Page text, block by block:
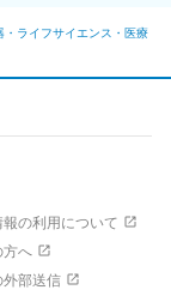
・ライフサイエンス・医療
の利用について
方へ
外部送信